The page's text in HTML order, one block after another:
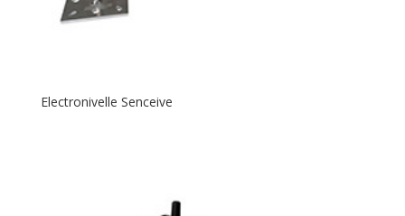
Electronivelle Senceive